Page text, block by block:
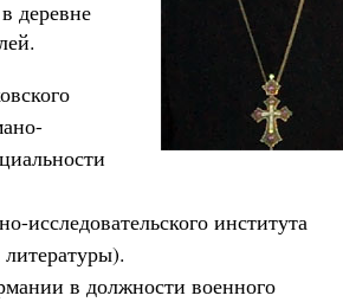
деревне
института
в должности военного